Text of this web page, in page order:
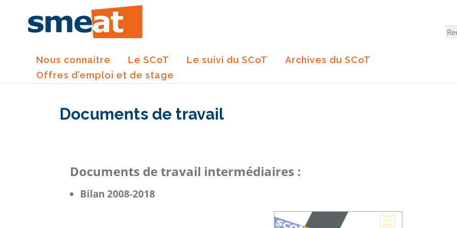
content
Nous connaitre Le SCoT Le suivi du SCoT
Archives du SCoT
Offres d’emploi et de stage
Documents de travail
Documents de travail intermédiaires :
Bilan 2008-2018